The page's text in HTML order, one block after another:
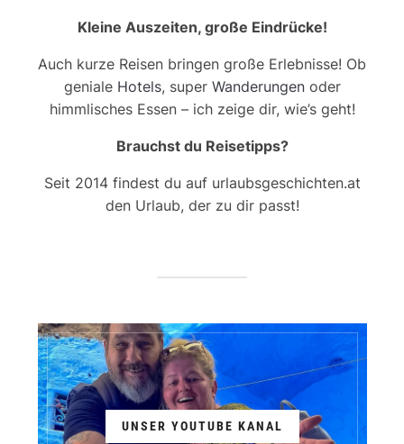
Kleine Auszeiten, große Eindrücke!
Auch kurze Reisen bringen große Erlebnisse! Ob
geniale Hotels, super Wanderungenoder
himmlisches Essen – ich zeige dir, wie’s geht!
Brauchst du Reisetipps?
Seit 2014 findest du auf urlaubsgeschichten.at
den Urlaub, der zu dir passt!
UNSER YOUTUBE KANAL